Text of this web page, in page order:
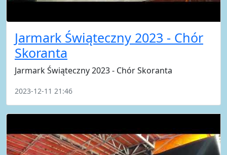
Jarmark Świąteczny 2023 - Chór
Skoranta
Jarmark Świąteczny 2023 - Chór Skoranta
2023-12-11 21:46